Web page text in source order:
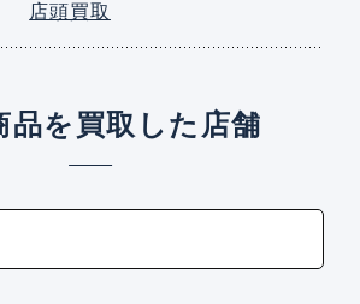
店頭買取
品を買取した店舗